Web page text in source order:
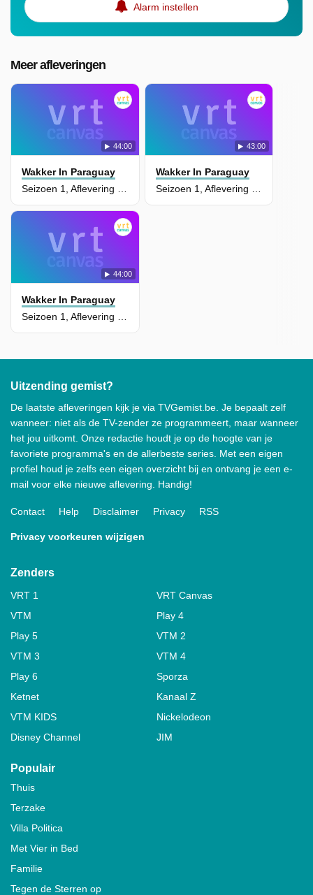
Alarm instellen
Meer afleveringen
44:00
Wakker In Paraguay
Seizoen 1, Aflevering 4 - De Realiteit
43:00
Wakker In Paraguay
Seizoen 1, Aflevering 3 - De Gemeenschap
44:00
Wakker In Paraguay
Uitzending gemist?
De laatste afleveringen kijk je via TVGemist.be. Je bepaalt zelf
wanneer: niet als de TV-zender ze programmeert, maar wanneer
het jou uitkomt. Onze redactie houdt je op de hoogte van je
favoriete programma's en de allerbeste series. Met een eigen
profiel houd je zelfs een eigen overzicht bij en ontvang je een e-
mail voor elke nieuwe aflevering. Handig!
Contact Help Disclaimer Privacy RSS
Privacy voorkeuren wijzigen
Zenders
VRT 1
VRT Canvas
VTM
Play 4
Play 5
VTM 2
VTM 3
VTM 4
Play 6
Sporza
Ketnet
Kanaal Z
VTM KIDS
Nickelodeon
Disney Channel
JIM
Populair
Thuis
Terzake
Villa Politica
Met Vier in Bed
Familie
Tegen de Sterren op